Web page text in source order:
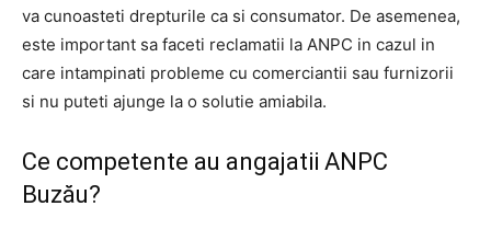
va cunoasteti drepturile ca si consumator. De asemenea,
este important sa faceti reclamatii la ANPC in cazul in
care intampinati probleme cu comerciantii sau furnizorii
si nu puteti ajunge la o solutie amiabila.
Ce competente au angajatii ANPC
Buzău?